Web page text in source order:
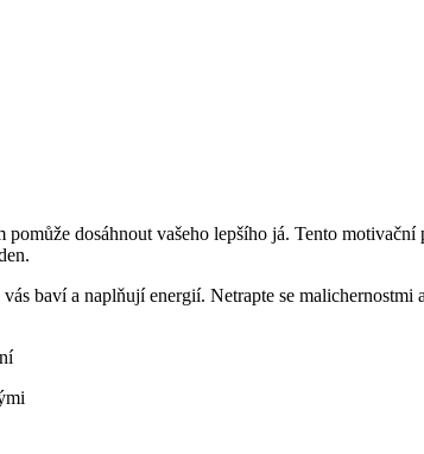
dosáhnout vašeho lepšího já. Tento
baví a naplňují energií. Netrapte se